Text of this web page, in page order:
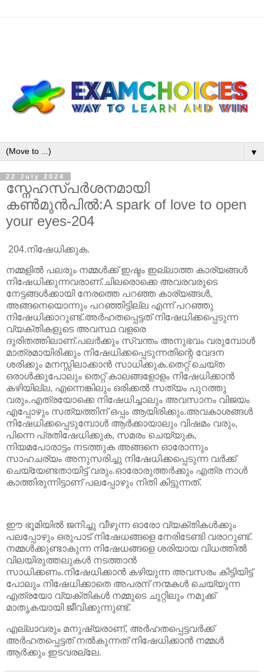
▼
22 July 2024
സ്നേഹസ്പർശനമായി
കൺമുൻപിൽ:A spark of love to open
your eyes-204
204.നിഷേധിക്കുക.
നമ്മളിൽ പലരും നമ്മൾക്ക് ഇഷ്ടം ഇല്ലാത്ത കാര്യങ്ങൾ
നിഷേധിക്കുന്നവരാണ്.ചിലരൊക്കെ അവരവരുടെ
നേട്ടങ്ങൾക്കായി നേരത്തെ പറഞ്ഞ കാര്യങ്ങൾ,
അങ്ങനെയൊന്നും പറഞ്ഞിട്ടില്ല എന്ന് പറഞ്ഞു
നിഷേധിക്കാറുണ്ട്.അർഹതപ്പെട്ടത് നിഷേധിക്കപ്പെടുന്ന
വ്യക്തികളുടെ അവസ്ഥ വളരെ
ദുരിതത്തിലാണ്.പലർക്കും സ്വന്തം അനുഭവം വരുമ്പോൾ
മാത്രമായിരിക്കും നിഷേധിക്കപ്പെടുന്നതിന്റെ വേദന
ശരിക്കും മനസ്സിലാക്കാൻ സാധിക്കുക.തെറ്റ് ചെയ്ത
ഒരാൾക്കുപോലും തെറ്റ് കാലങ്ങളോളം നിഷേധിക്കാൻ
കഴിയില്ല, എന്നെങ്കിലും ഒരിക്കൽ സത്യം പുറത്തു
വരും.എത്രയോക്കെ നിഷേധിച്ചാലും അവസാനം വിജയം
എപ്പോഴും സത്യത്തിന് ഒപ്പം ആയിരിക്കും.അവകാശങ്ങൾ
നിഷേധിക്കപ്പെടുമ്പോൾ ആർക്കായാലും വിഷമം വരും,
പിന്നെ പ്രതിഷേധിക്കുക, സമരം ചെയ്യുക,
നിയമപോരാട്ടം നടത്തുക അങ്ങനെ ഓരോന്നും
സാഹചര്യം അനുസരിച്ചു നിഷേധിക്കപ്പെടുന്ന വർക്ക്
ചെയ്യേണ്ടതായിട്ട് വരും.ഓരോരുത്തർക്കും എത്ര നാൾ
കാത്തിരുന്നിട്ടാണ് പലപ്പോഴും നിതി കിട്ടുന്നത്.
ഈ ഭൂമിയിൽ ജനിച്ചു വീഴുന്ന ഓരോ വ്യക്തികൾക്കും
പലപ്പോഴും ഒരുപാട് നിഷേധങ്ങളെ നേരിടേണ്ടി വരാറുണ്ട്.
നമ്മൾക്കുണ്ടാകുന്ന നിഷേധങ്ങളെ ശരിയായ വിധത്തിൽ
വിലയിരുത്തലുകൾ നടത്താൻ
സാധിക്കണം.നിഷേധിക്കാൻ കഴിയുന്ന അവസരം കിട്ടിയിട്ട്
പോലും നിഷേധിക്കാതെ അപരന് നന്മകൾ ചെയ്യുന്ന
എത്രയോ വ്യക്തികൾ നമ്മുടെ ചുറ്റിലും നമുക്ക്
മാതൃകയായി ജീവിക്കുന്നുണ്ട്.
എല്ലാവരും മനുഷ്യരാണ്, അർഹതപ്പെട്ടവർക്ക്
അർഹതപ്പെട്ടത് നൽകുന്നത് നിഷേധിക്കാൻ നമ്മൾ
ആർക്കും ഇടവരല്ലേ.